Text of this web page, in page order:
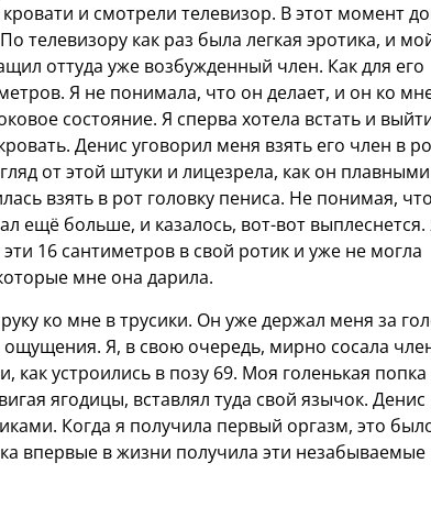
и смотрели телевизор. В этот момент
телевизору как раз была легкая эротика, и
оттуда уже возбужденный член. Как для его
Я не понимала, что он делает, и он ко
состояние. Я сперва хотела встать и
Денис уговорил меня взять его член в
от этой штуки и лицезрела, как он плавными
взять в рот головку пениса. Не понимая, что
ещё больше, и казалось, вот-вот выплеснется.
16 сантиметров в свой ротик и уже не могла
мне она дарила.
ко мне в трусики. Он уже держал меня за
Я, в свою очередь, мирно сосала
устроились в позу 69. Моя голенькая попка
ягодицы, вставлял туда свой язычок. Денис
Когда я получила первый оргазм, это
впервые в жизни получила эти незабываемые